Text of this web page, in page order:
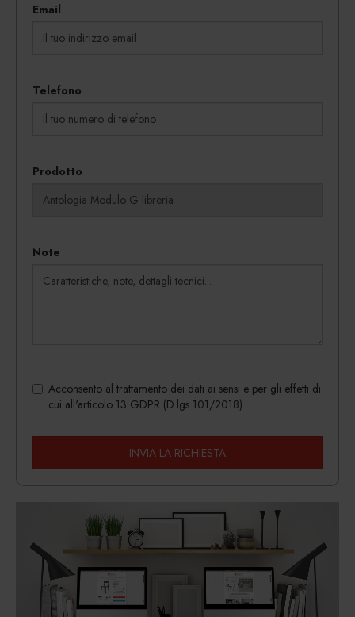
Email
Telefono
Prodotto
Note
Acconsento al trattamento dei dati ai sensi e per gli effetti di
cui all'articolo 13 GDPR (D.lgs 101/2018)
INVIA LA RICHIESTA